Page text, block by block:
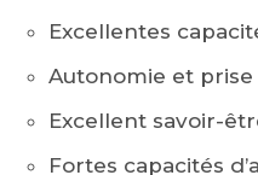
Excellentes
Autonomie et prise
Excellent savoir-
Fortes capacités